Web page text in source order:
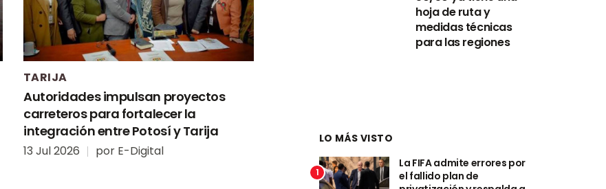
TARIJA
Autoridades impulsan proyectos
carreteros para fortalecer la
integración entre Potosí y Tarija
13 Jul 2026 por E-Digital
hoja de ruta y
medidas técnicas
para las regiones
LO MÁS VISTO
1
La FIFA admite errores por
el fallido plan de